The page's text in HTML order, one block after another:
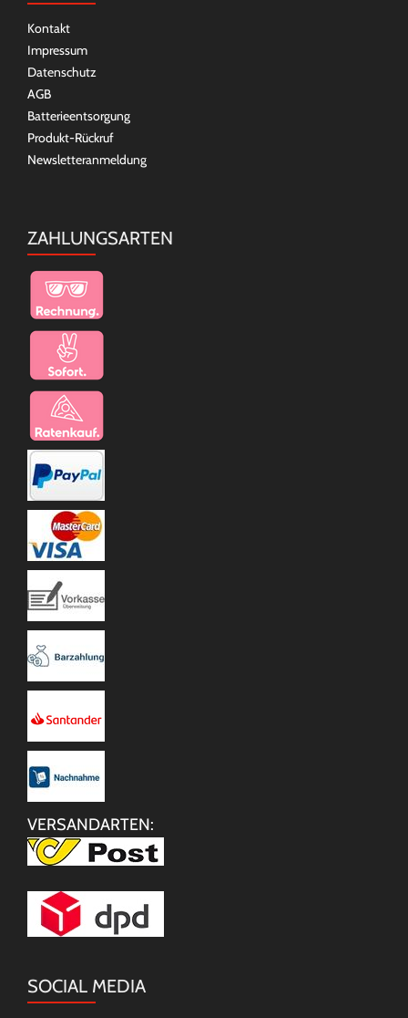
Kontakt
Impressum
Datenschutz
AGB
Batterieentsorgung
Produkt-Rückruf
Newsletteranmeldung
ZAHLUNGSARTEN
VERSANDARTEN:
SOCIAL MEDIA